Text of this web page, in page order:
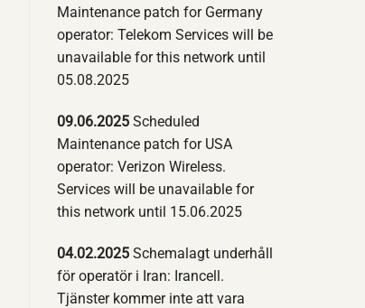
Maintenance patch for Germany
operator: Telekom Services will be
unavailable for this network until
05.08.2025
09.06.2025 Scheduled
Maintenance patch for USA
operator: Verizon Wireless.
Services will be unavailable for
this network until 15.06.2025
04.02.2025 Schemalagt underhåll
för operatör i Iran: Irancell.
Tjänster kommer inte att vara